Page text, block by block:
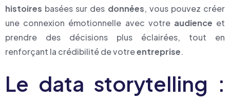
histoires basées sur des données, vous pouvez créer
une connexion émotionnelle avec votre audience et
prendre des décisions plus éclairées, tout en
renforçant la crédibilité de votreentreprise.
Le data storytelling :